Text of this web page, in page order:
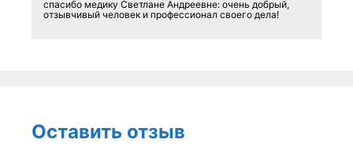
спасибо медику Светлане Андреевне: очень добрый,
отзывчивый человек и профессионал своего дела!
Оставить отзыв